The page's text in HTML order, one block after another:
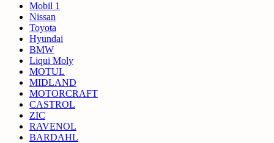
Mobil 1
Nissan
Toyota
Hyundai
BMW
Liqui Moly
MOTUL
MIDLAND
MOTORCRAFT
CASTROL
ZIC
RAVENOL
BARDAHL